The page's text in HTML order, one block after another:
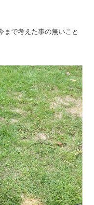
で考えた事の無いこと